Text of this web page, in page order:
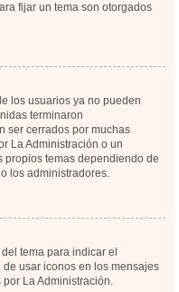
fijar un tema son otorgados
los usuarios ya no pueden
terminaron
ser cerrados por muchas
La Administración o un
propios temas dependiendo de
los administradores.
tema para indicar el
usar iconos en los mensajes
La Administración.